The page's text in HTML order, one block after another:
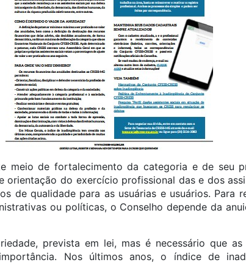
meio de fortalecimento da categoria e de seu
orientação do exercício profissional das e dos
de qualidade para as usuárias e usuários. Para
ou políticas, o Conselho depende da
prevista em lei, mas é necessário que
Nos últimos anos, o índice de